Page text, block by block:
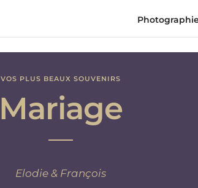
VOS PLUS BEAUX SOUVENIRS
Mariage
Elodie & François